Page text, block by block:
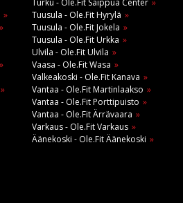
Turku - Ole.Fit Saippua Center
Tuusula - Ole.Fit Hyrylä
Tuusula - Ole.Fit Jokela
Tuusula - Ole.Fit Urkka
Ulvila - Ole.Fit Ulvila
Vaasa - Ole.Fit Wasa
Valkeakoski - Ole.Fit Kanava
Vantaa - Ole.Fit Martinlaakso
Vantaa - Ole.Fit Porttipuisto
Vantaa - Ole.Fit Ärrävaara
Varkaus - Ole.Fit Varkaus
Äänekoski - Ole.Fit Äänekoski